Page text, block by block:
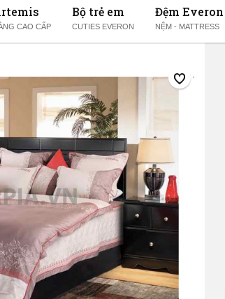
CAO CẤP
Bộ trẻ em
CUTIES EVERON
Đệm Everon
NỆM - MATTRESS